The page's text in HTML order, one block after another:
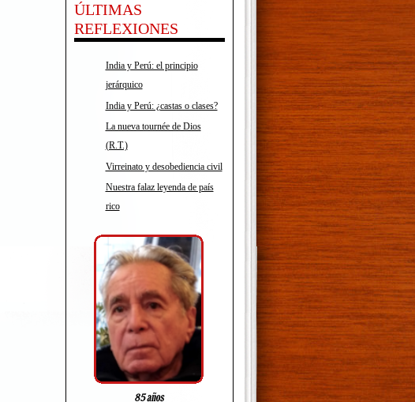
ÚLTIMAS
REFLEXIONES
India y Perú: el principio
jerárquico
India y Perú: ¿castas o clases?
La nueva tournée de Dios
(R.T.)
Virreinato y desobediencia civil
Nuestra falaz leyenda de país
rico